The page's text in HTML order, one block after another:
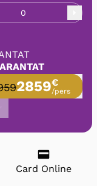
0
2859€
/pers
Card Online